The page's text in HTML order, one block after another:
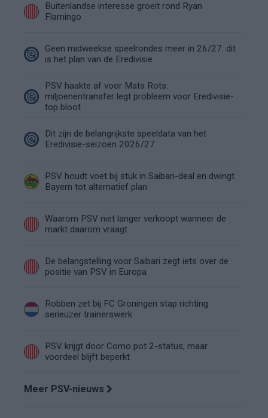
Buitenlandse interesse groeit rond Ryan
Flamingo
Geen midweekse speelrondes meer in 26/27: dit
is het plan van de Eredivisie
PSV haakte af voor Mats Rots:
miljoenentransfer legt probleem voor Eredivisie-
top bloot
Dit zijn de belangrijkste speeldata van het
Eredivisie-seizoen 2026/27
PSV houdt voet bij stuk in Saibari-deal en dwingt
Bayern tot alternatief plan
Waarom PSV niet langer verkoopt wanneer de
markt daarom vraagt
De belangstelling voor Saibari zegt iets over de
positie van PSV in Europa
Robben zet bij FC Groningen stap richting
serieuzer trainerswerk
PSV krijgt door Como pot 2-status, maar
voordeel blijft beperkt
Meer PSV-nieuws